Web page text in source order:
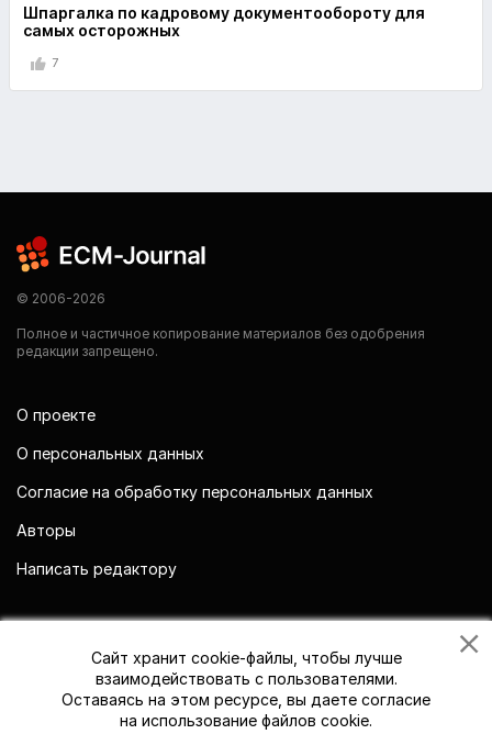
Шпаргалка по кадровому документообороту для
самых осторожных
7
© 2006-2026
Полное и частичное копирование материалов без одобрения
редакции запрещено.
О проекте
О персональных данных
Согласие на обработку персональных данных
Авторы
Написать редактору
Сайт хранит cookie-файлы, чтобы лучше
взаимодействовать с пользователями.
Оставаясь на этом ресурсе, вы даете согласие
на использование файлов cookie.